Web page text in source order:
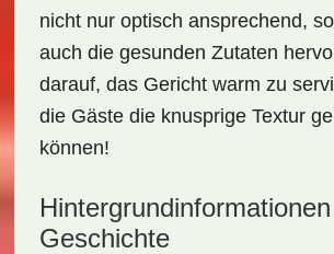
nicht nur optisch ansprechend,
auch die gesunden Zutaten
darauf, das Gericht warm zu
die Gäste die knusprige Textur
können!
Geschichte